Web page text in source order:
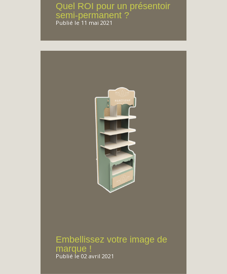
Quel ROI pour un présentoir
semi-permanent ?
Publié le 11 mai 2021
Embellissez votre image de
marque !
Publié le 02 avril 2021